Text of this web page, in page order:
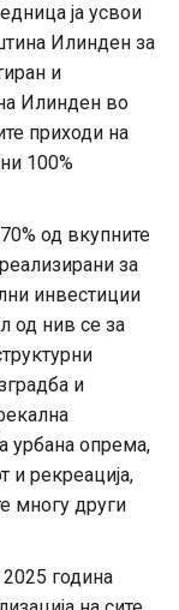
ја усвои
Илинден за
и
Илинден во
приходи на
100%
од вкупните
за
инвестиции
од нив се за
и
урбана опрема,
и рекреација,
многу други
година